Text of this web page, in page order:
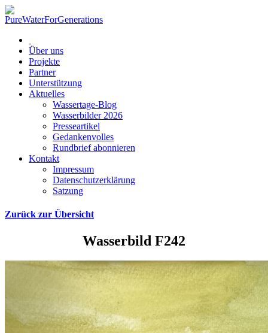
Über uns
Projekte
Partner
Unterstützung
Aktuelles
Wassertage-Blog
Wasserbilder 2026
Presseartikel
Gedankenvolles
Rundbrief abonnieren
Kontakt
Impressum
Datenschutzerklärung
Satzung
Zurück zur Übersicht
Wasserbild F242